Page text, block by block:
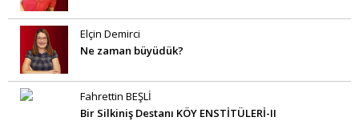
Elçin Demirci
Ne zaman büyüdük?
Fahrettin BEŞLİ
Bir Silkiniş Destanı KÖY ENSTİTÜLERİ-II